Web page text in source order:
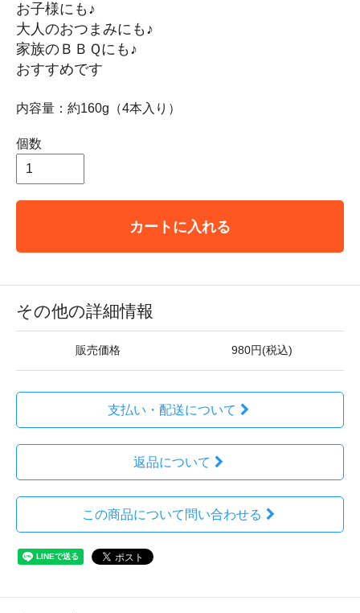
お子様にも♪
大人のおつまみにも♪
家族のＢＢＱにも♪
おすすめです
内容量：約160g（4本入り）
個数
カートに入れる
その他の詳細情報
販売価格 980円(税込)
支払い・配送について
返品について
この商品について問い合わせる